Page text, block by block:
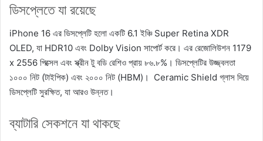
ডিসপ্লেতে যা রয়েছে
iPhone 16 এর ডিসপ্লেটি হলো একটি 6.1 ইঞ্চি Super Retina XDR
OLED, যা HDR10 এবং Dolby Vision সাপোর্ট করে। এর রেজোলিউশন 1179
x 2556 পিক্সেল এবং স্ক্রীন টু বডি রেশিও প্রায় ৮৬.৮%। ডিসপ্লেটির উজ্জ্বলতা
১০০০ নিট (টাইপিক) এবং ২০০০ নিট (HBM)। Ceramic Shield গ্লাস দিয়ে
ডিসপ্লেটি সুরক্ষিত, যা আরও উন্নত।
ব্যাটারি সেকশনে যা থাকছে